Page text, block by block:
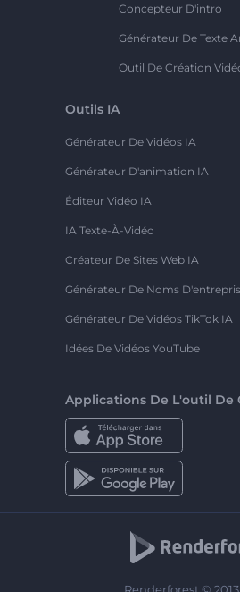
Concepteur D'intro
Générateur De Texte
Outil De Création
Outils IA
Générateur De Vidéos IA
Générateur D'animation IA
Éditeur Vidéo IA
IA Texte-À-Vidéo
Créateur De Sites Web IA
Générateur De Noms
Générateur De Vidéos TikTok IA
Idées De Vidéos YouTube
Applications De L'outil De
Renderforest ©